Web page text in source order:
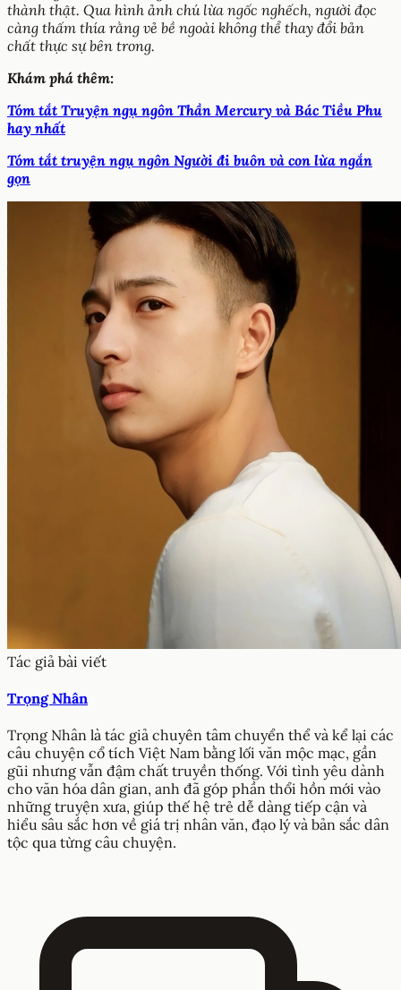
thành thật. Qua hình ảnh chú lừa ngốc nghếch, người đọc
càng thấm thía rằng vẻ bề ngoài không thể thay đổi bản
chất thực sự bên trong.
Khám phá thêm:
Tóm tắt Truyện ngụ ngôn Thần Mercury và Bác Tiều Phu
hay nhất
Tóm tắt truyện ngụ ngôn Người đi buôn và con lừa ngắn
gọn
Tác giả bài viết
Trọng Nhân
Trọng Nhân là tác giả chuyên tâm chuyển thể và kể lại các
câu chuyện cổ tích Việt Nam bằng lối văn mộc mạc, gần
gũi nhưng vẫn đậm chất truyền thống. Với tình yêu dành
cho văn hóa dân gian, anh đã góp phần thổi hồn mới vào
những truyện xưa, giúp thế hệ trẻ dễ dàng tiếp cận và
hiểu sâu sắc hơn về giá trị nhân văn, đạo lý và bản sắc dân
tộc qua từng câu chuyện.